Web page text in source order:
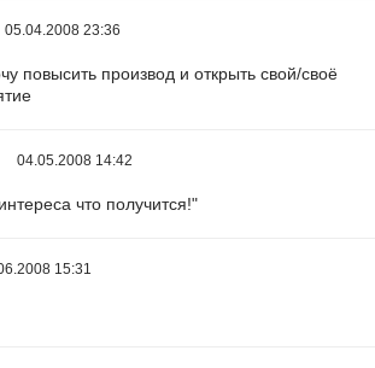
05.04.2008 23:36
повысить производ и открыть свой/своё
04.05.2008 14:42
что получится!"
15:31